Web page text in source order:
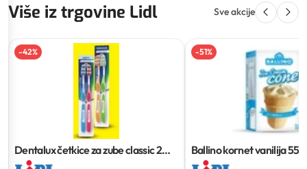
Više iz trgovine Lidl Sve akcije
-42%
Dentalux četkice za zube classic2
kom
-51%
Ballino kornet vanilija55 g